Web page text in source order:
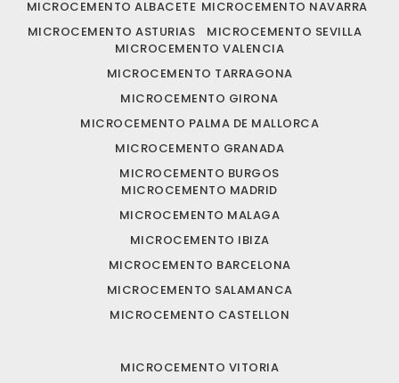
MICROCEMENTO ALBACETE
MICROCEMENTO ASTURIAS
MICROCEMENTO NAVARRA
MICROCEMENTO SEVILLA
MICROCEMENTO VALENCIA
MICROCEMENTO TARRAGONA
MICROCEMENTO GIRONA
MICROCEMENTO PALMA DE MALLORCA
MICROCEMENTO GRANADA
MICROCEMENTO BURGOS
MICROCEMENTO MADRID
MICROCEMENTO MALAGA
MICROCEMENTO IBIZA
MICROCEMENTO BARCELONA
MICROCEMENTO SALAMANCA
MICROCEMENTO CASTELLON
MICROCEMENTO VITORIA